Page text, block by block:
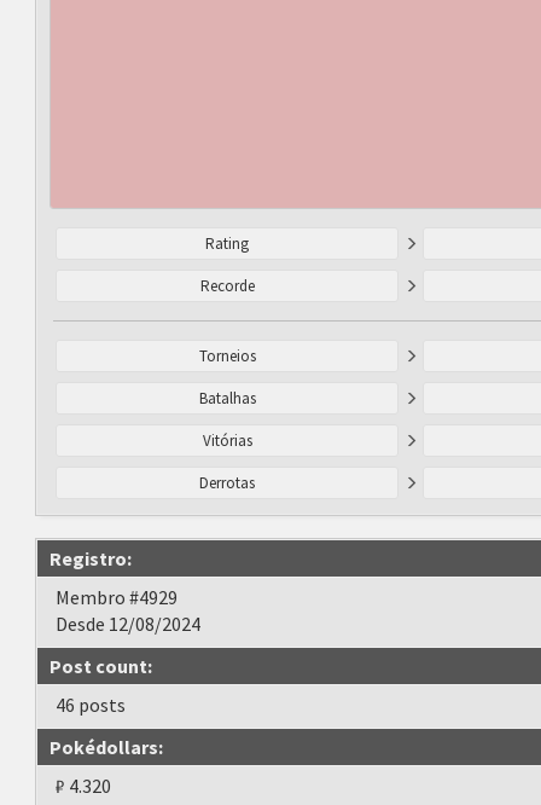
Rating
Recorde
Torneios
Batalhas
Vitórias
Derrotas
Registro:
Membro #4929
Desde 12/08/2024
Post count:
46 posts
Pokédollars:
₽ 4.320